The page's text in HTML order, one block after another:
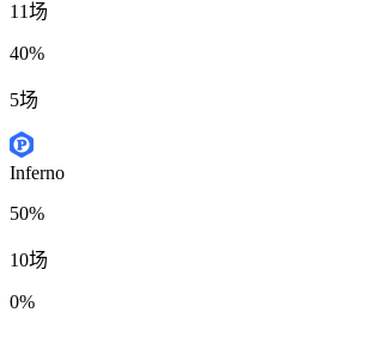
11场
40%
5场
Inferno
50%
10场
0%